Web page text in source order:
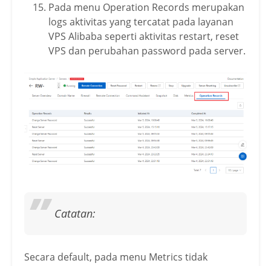
Pada menu Operation Records merupakan
logs aktivitas yang tercatat pada layanan
VPS Alibaba seperti aktivitas restart, reset
VPS dan perubahan password pada server.
Catatan:
Secara default, pada menu Metrics tidak